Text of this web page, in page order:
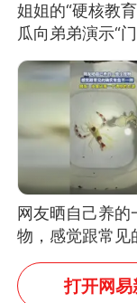
姐姐的“硬核教
瓜向弟弟演示“
网友：果然言传
教！
网友晒自己养的
物，感觉跟常见
些不一样
打开网